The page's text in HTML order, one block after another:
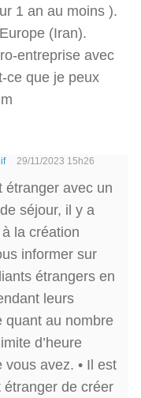
1 an au moins ).
(Iran).
entreprise avec
ce que je peux
29/11/2023 15h26
étranger avec un
séjour, il y a
la création
informer sur
étrangers en
leurs
quant au nombre
d’heure
avez. • Il est
étranger de créer